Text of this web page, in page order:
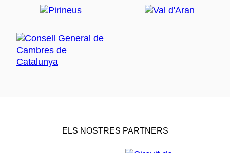
ELS NOSTRES PARTNERS